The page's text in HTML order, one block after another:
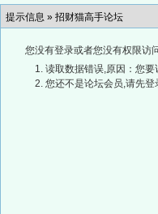
提示信息 » 招财猫高手论坛
您没有登录或者您没有权限访
读取数据错误,原因：您
您还不是论坛会员,请先登